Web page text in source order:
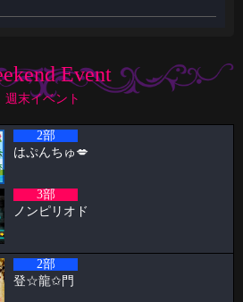
抽選結果🤩 1等 11822 2等 7274 3等
の公園
やらせてもらってます！！ ケイタです🦋
パンです！ やっと台風「チャンミー」が
Event
週末イベント
2部
はぷんちゅ💋
3部
ノンピリオド
2部
登‪☆龍✩門